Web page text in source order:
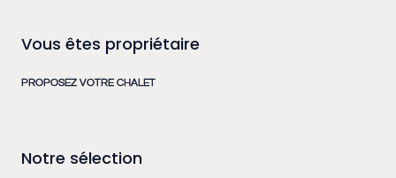
Vous êtes propriétaire
PROPOSEZ VOTRE CHALET
Notre sélection